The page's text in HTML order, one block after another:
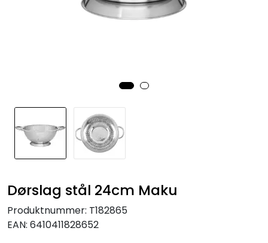
Dørslag stål 24cm Maku
Produktnummer: T182865
EAN: 6410411828652
ACCESSORIES
JUL